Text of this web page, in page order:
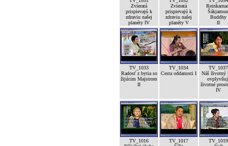
Zvieratá
prispievajú k
zdraviu našej
planéty IV
Zvieratá
prispievajú k
zdraviu našej
planéty V
Buddhy
II
TV_1033
Radosť z bytia so
žijúcim Majstrom
II
TV_1034
Cesta oddanosti I
TV_1037
Náš životný
životné
IV
TV_1016
TV_1017
TV_1019